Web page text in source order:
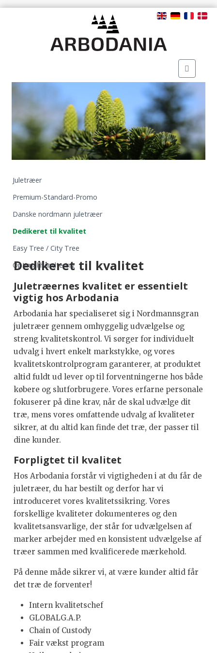
Juletræer
Premium-Standard-Promo
Danske nordmann juletræer
Dedikeret til kvalitet
Easy Tree / City Tree
Optimal håndtering
Dedikeret til kvalitet
Juletræernes kvalitet er essentielt
vigtig hos Arbodania
Arbodania har specialiseret sig i Nordmannsgran
juletræer gennem omhyggelig udvælgelse og
streng kvalitetskontrol. Vi sørger for individuelt
udvalg i hvert enkelt markstykke, og vores
kvalitetskontrolprogram garanterer, at produktet
altid fuldt ud lever op til forventningerne hos både
købere og slutforbrugere. Vores erfarne personale
fokuserer på dine krav, når de skal udvælge dit
træ, mens vores omfattende udvalg af kvaliteter
sikrer, at du altid kan finde det træ, der passer til
dine kunder.
Forpligtet til kvalitet
Hos Arbodania forstår vi vigtigheden i at du får de
juletræer, du har bestilt og derfor har vi
introduceret vores kvalitetssikring. Vores
forskellige kvaliteter dokumenteres og den
kvalitetsansvarlige, der står for udvælgelsen af
marker arbejder med en konsistent udvælgelse af
træer sammen med kvalificerede mærkehold.
På denne måde sikrer vi, at være kunder altid får
det træ de forventer!
Intern kvalitetschef
GLOBALG.A.P.
Chain of Custody
Fair vækst program